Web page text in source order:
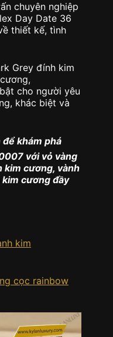
chuyên nghiệp
Day Date 36
thiết kế, tình
Grey đính kim
cho người yêu
khác biệt và
để khám phá
với vỏ vàng
kim cương, vành
cương đầy
kim
cọc rainbow